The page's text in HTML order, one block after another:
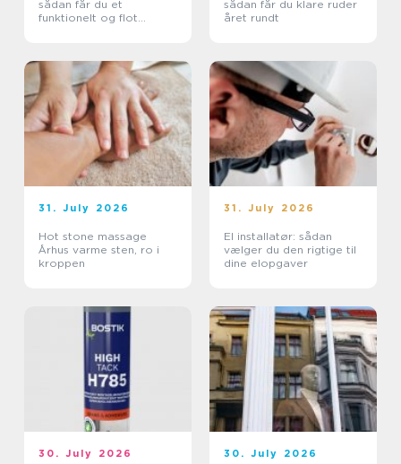
sådan får du et
funktionelt og flot
sådan får du klare ruder
året rundt
31. July 2026
Hot stone massage
Århus varme sten, ro i
kroppen
31. July 2026
El installatør: sådan
vælger du den rigtige til
dine elopgaver
30. July 2026 30. July 2026